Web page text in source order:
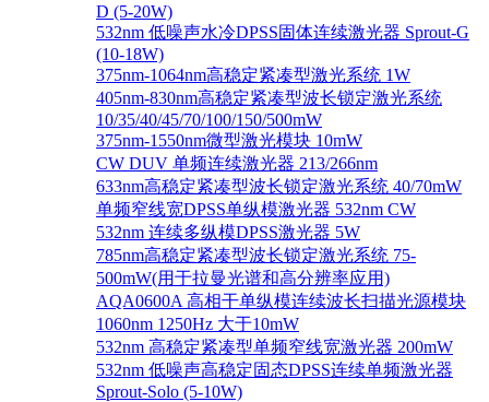
D (5-20W)
532nm 低噪声水冷DPSS固体连续激光器 Sprout-G
(10-18W)
375nm-1064nm高稳定紧凑型激光系统 1W
405nm-830nm高稳定紧凑型波长锁定激光系统
10/35/40/45/70/100/150/500mW
375nm-1550nm微型激光模块 10mW
CW DUV 单频连续激光器 213/266nm
633nm高稳定紧凑型波长锁定激光系统 40/70mW
单频窄线宽DPSS单纵模激光器 532nm CW
532nm 连续多纵模DPSS激光器 5W
785nm高稳定紧凑型波长锁定激光系统 75-
500mW(用于拉曼光谱和高分辨率应用)
AQA0600A 高相干单纵模连续波长扫描光源模块
1060nm 1250Hz 大于10mW
532nm 高稳定紧凑型单频窄线宽激光器 200mW
532nm 低噪声高稳定固态DPSS连续单频激光器
Sprout‐Solo (5-10W)